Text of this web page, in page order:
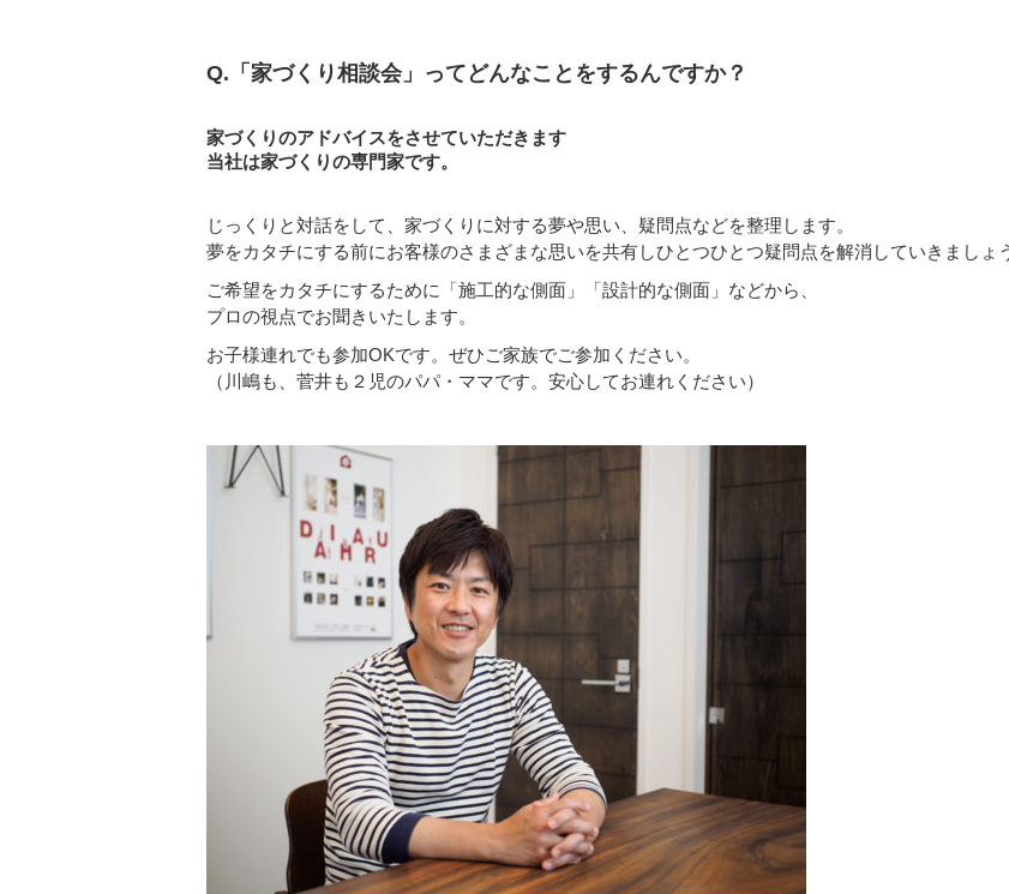
Q.「家づくり相談会」ってどんなことをするんですか？
家づくりのアドバイスをさせていただきます
当社は家づくりの専門家です。
じっくりと対話をして、家づくりに対する夢や思い、疑問点などを整理します。
夢をカタチにする前にお客様のさまざまな思いを共有しひとつひとつ疑問点を解消していきましょ
ご希望をカタチにするために「施工的な側面」「設計的な側面」などから、
プロの視点でお聞きいたします。
お子様連れでも参加OKです。ぜひご家族でご参加ください。
（川嶋も、菅井も２児のパパ・ママです。安心してお連れください）